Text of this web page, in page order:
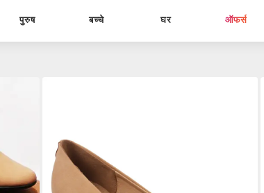
पुरुष बच्चे घर ऑफर्स